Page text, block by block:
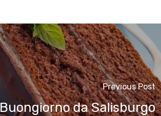
Previous Post
Buongiorno da Salisburgo